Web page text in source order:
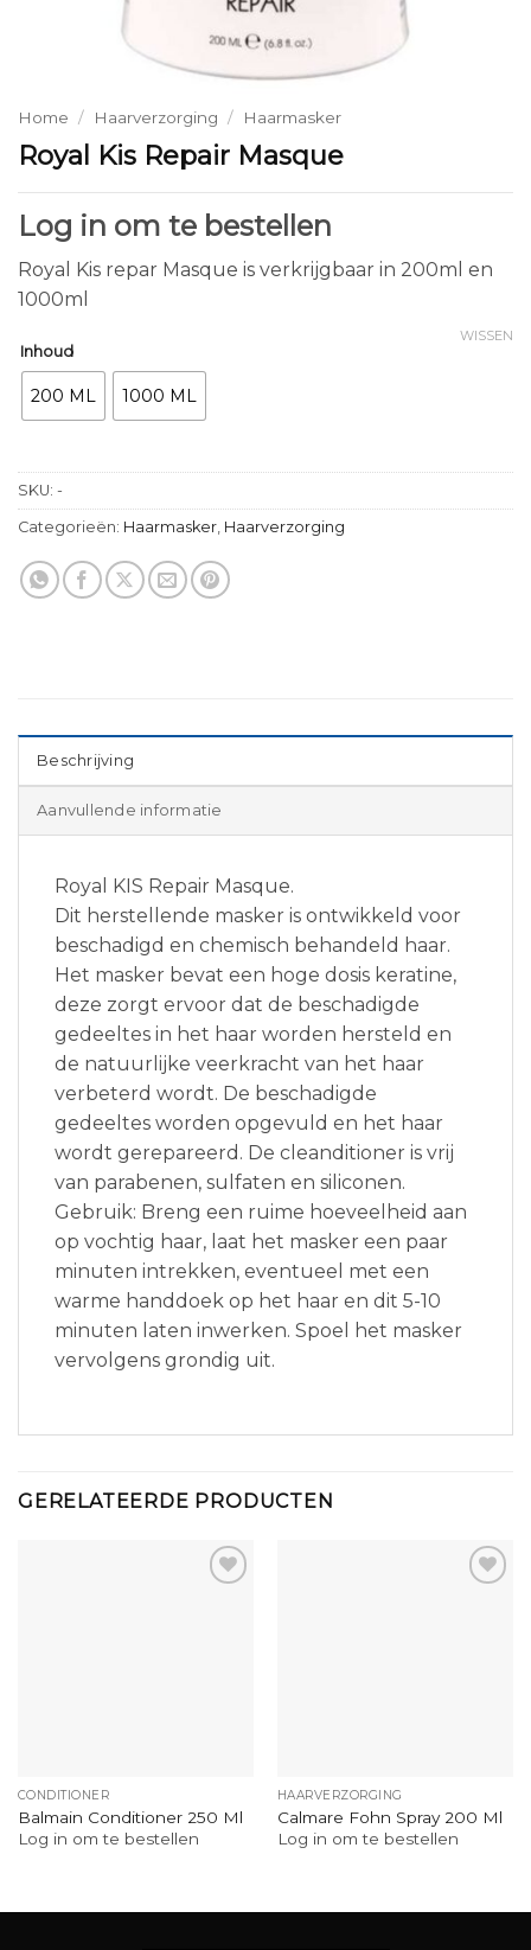
Home / Haarverzorging / Haarmasker
Royal Kis Repair Masque
Log in om te bestellen
Royal Kis repar Masque is verkrijgbaar in 200ml en
1000ml
Inhoud
200 ML 1000 ML
WISSEN
SKU: -
Categorieën: Haarmasker Haarverzorging
Beschrijving
Aanvullende informatie
Royal KIS Repair Masque.
Dit herstellende masker is ontwikkeld voor
beschadigd en chemisch behandeld haar.
Het masker bevat een hoge dosis keratine,
deze zorgt ervoor dat de beschadigde
gedeeltes in het haar worden hersteld en
de natuurlijke veerkracht van het haar
verbeterd wordt. De beschadigde
gedeeltes worden opgevuld en het haar
wordt gerepareerd. De cleanditioner is vrij
van parabenen, sulfaten en siliconen.
Gebruik: Breng een ruime hoeveelheid aan
op vochtig haar, laat het masker een paar
minuten intrekken, eventueel met een
warme handdoek op het haar en dit 5-10
minuten laten inwerken. Spoel het masker
vervolgens grondig uit.
GERELATEERDE PRODUCTEN
CONDITIONER
Balmain Conditioner 250 Ml
Log in om te bestellen
HAARVERZORGING
Calmare Fohn Spray 200 Ml
Log in om te bestellen